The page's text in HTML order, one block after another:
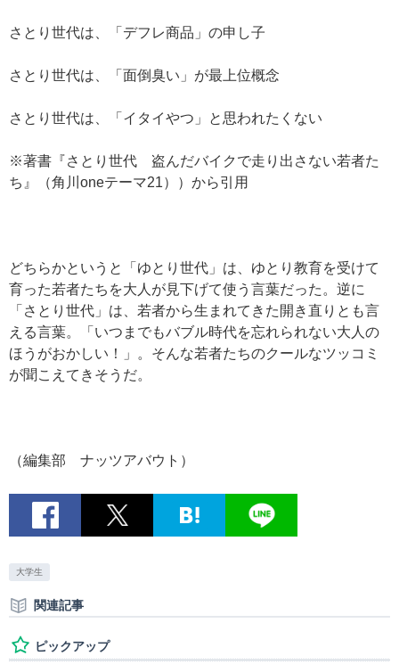
さとり世代は、「デフレ商品」の申し子
さとり世代は、「面倒臭い」が最上位概念
さとり世代は、「イタイやつ」と思われたくない
※著書『さとり世代 盗んだバイクで走り出さない若者た
ち』（角川oneテーマ21））から引用
どちらかというと「ゆとり世代」は、ゆとり教育を受けて
育った若者たちを大人が見下げて使う言葉だった。逆に
「さとり世代」は、若者から生まれてきた開き直りとも言
える言葉。「いつまでもバブル時代を忘れられない大人の
ほうがおかしい！」。そんな若者たちのクールなツッコミ
が聞こえてきそうだ。
（編集部 ナッツアバウト）
大学生
関連記事
ピックアップ